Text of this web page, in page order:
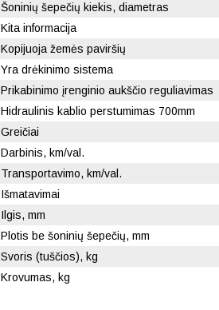
Šoninių šepečių kiekis, diametras
Kita informacija
Kopijuoja žemės paviršių
Yra drėkinimo sistema
Prikabinimo įrenginio aukščio reguliavimas
Hidraulinis kablio perstumimas 700mm
Greičiai
Darbinis, km/val.
Transportavimo, km/val.
Išmatavimai
Ilgis, mm
Plotis be šoninių šepečių, mm
Svoris (tuščios), kg
Krovumas, kg